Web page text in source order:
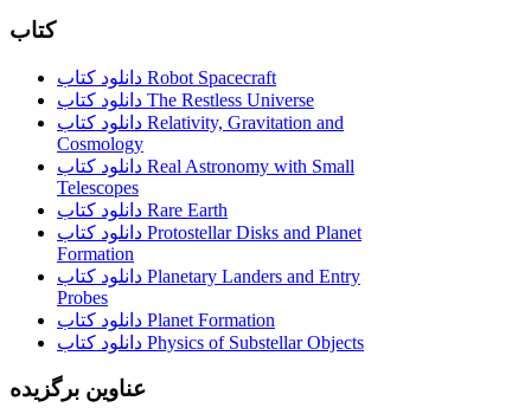
کتاب
دانلود کتاب Robot Spacecraft
دانلود کتاب The Restless Universe
دانلود کتاب Relativity, Gravitation and
Cosmology
دانلود کتاب Real Astronomy with Small
Telescopes
دانلود کتاب Rare Earth
دانلود کتاب Protostellar Disks and Planet
Formation
دانلود کتاب Planetary Landers and Entry
Probes
دانلود کتاب Planet Formation
دانلود کتاب Physics of Substellar Objects
عناوین برگزیده